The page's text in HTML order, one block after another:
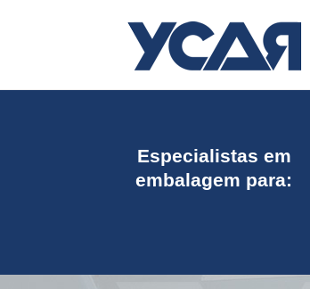
Especialistas em
embalagem para: